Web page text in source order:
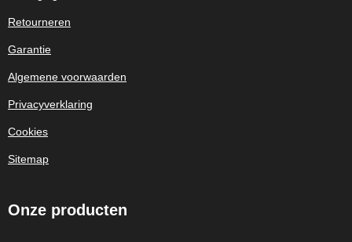
Retourneren
Garantie
Algemene voorwaarden
Privacyverklaring
Cookies
Sitemap
Onze producten